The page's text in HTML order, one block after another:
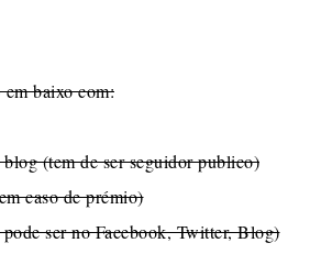
baixo com:
(tem de ser seguidor publico)
caso de prémio)
ser no Facebook, Twitter, Blog)